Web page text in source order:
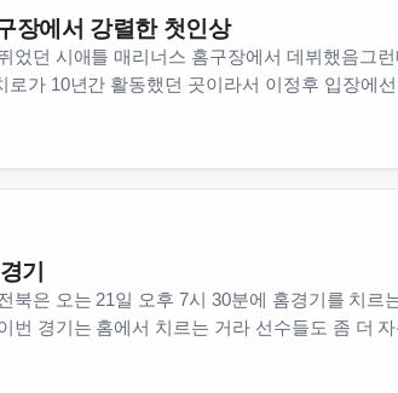
장에서 강렬한 첫인상
었던 시애틀 매리너스 홈구장에서 데뷔했음그
가 10년간 활동했던 곳이라서 이정후 입장에
기
북은 오는 21일 오후 7시 30분에 홈경기를 치르
번 경기는 홈에서 치르는 거라 선수들도 좀 더